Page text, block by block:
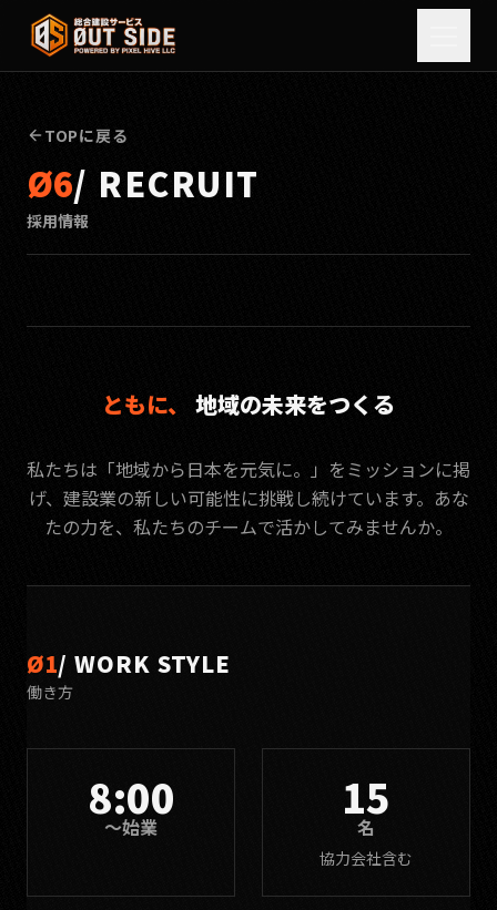
Skip to content
TOP
CONCEPT
PROJECTS
COMPANY
NEWS
RECRUIT
CONTACT
Recruit
TOPに戻る
Ø6/ RECRUIT
採用情報
ともに、 地域の未来をつくる
私たちは「地域から日本を元気に。」をミッションに掲
げ、建設業の新しい可能性に挑戦し続けています。あな
たの力を、私たちのチームで活かしてみませんか。
Ø1/ WORK STYLE
働き方
8:00
〜始業
15
名
協力会社含む